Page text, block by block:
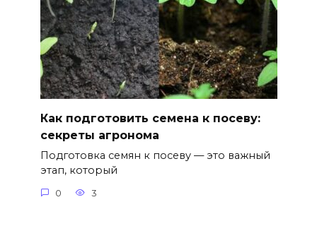
Как подготовить семена к посеву:
секреты агронома
Подготовка семян к посеву — это важный
этап, который
0 3